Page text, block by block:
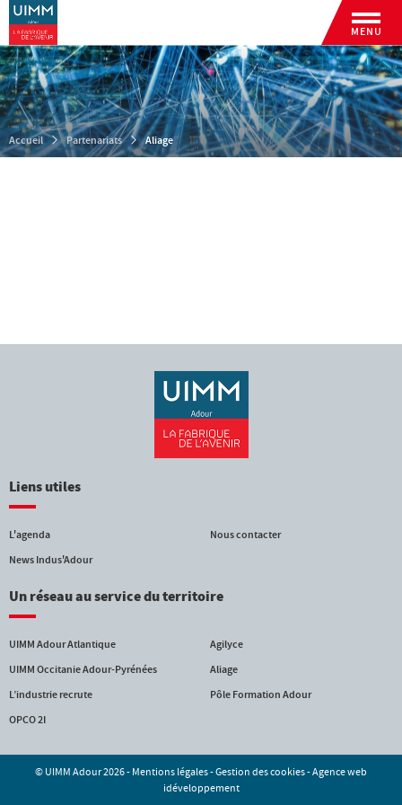
MENU
Accueil Partenariats Aliage
Liens utiles
L'agenda
News Indus'Adour
Nous contacter
Un réseau au service du territoire
UIMM Adour Atlantique
UIMM Occitanie Adour-Pyrénées
L’industrie recrute
OPCO 2I
Agilyce
Aliage
Pôle Formation Adour
© UIMM Adour 2026 -Mentions légales-Gestion des cookies-Agence web
idéveloppement